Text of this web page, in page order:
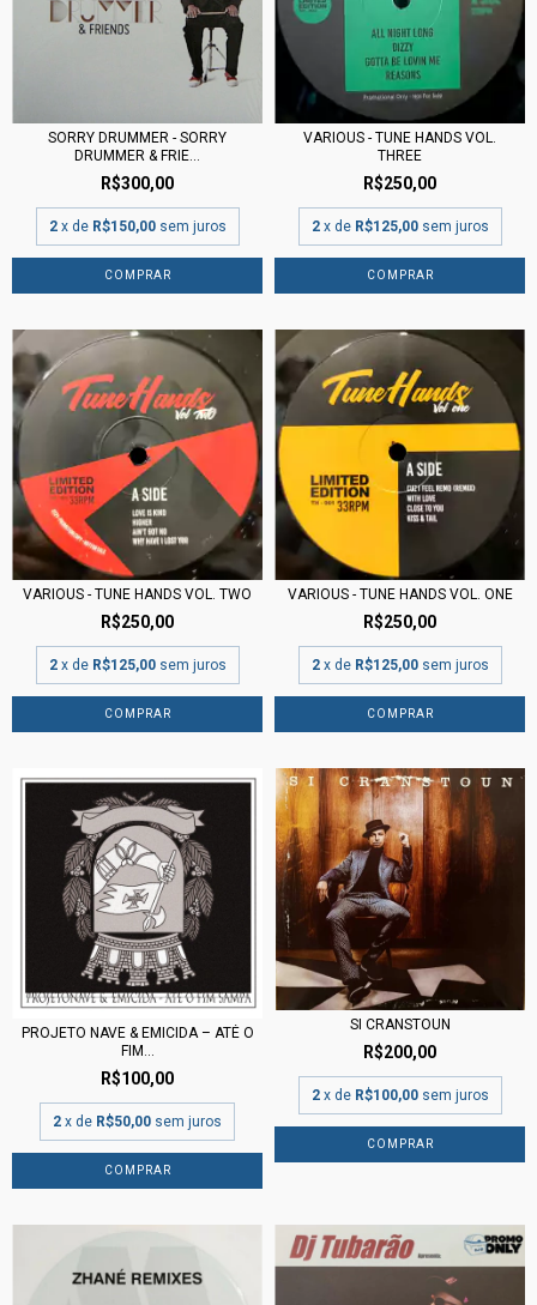
SORRY DRUMMER - SORRY
DRUMMER & FRIE...
R$300,00
2 x de R$150,00 sem juros
VARIOUS - TUNE HANDS VOL.
THREE
R$250,00
2 x de R$125,00 sem juros
VARIOUS - TUNE HANDS VOL. TWO
R$250,00
2 x de R$125,00 sem juros
VARIOUS - TUNE HANDS VOL. ONE
R$250,00
2 x de R$125,00 sem juros
PROJETO NAVE & EMICIDA ‎– ATÉ O
FIM...
R$100,00
2 x de R$50,00 sem juros
SI CRANSTOUN
R$200,00
2 x de R$100,00 sem juros